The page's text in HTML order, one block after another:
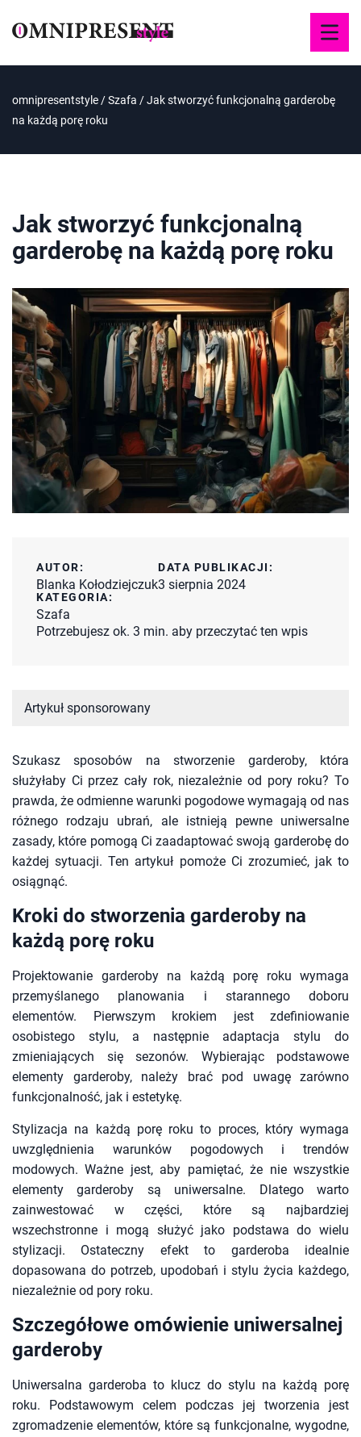
omnipresentstyle /Szafa /Jak stworzyć funkcjonalną garderobę
na każdą porę roku
Jak stworzyć funkcjonalną
garderobę na każdą porę roku
AUTOR:
Blanka Kołodziejczuk
DATA PUBLIKACJI:
3 sierpnia 2024
KATEGORIA:
Szafa
Potrzebujesz ok. 3 min. aby przeczytać ten wpis
Artykuł sponsorowany
Szukasz sposobów na stworzenie garderoby, która
służyłaby Ci przez cały rok, niezależnie od pory roku? To
prawda, że odmienne warunki pogodowe wymagają od nas
różnego rodzaju ubrań, ale istnieją pewne uniwersalne
zasady, które pomogą Ci zaadaptować swoją garderobę do
każdej sytuacji. Ten artykuł pomoże Ci zrozumieć, jak to
osiągnąć.
Kroki do stworzenia garderoby na
każdą porę roku
Projektowanie garderoby na każdą porę roku wymaga
przemyślanego planowania i starannego doboru
elementów. Pierwszym krokiem jest zdefiniowanie
osobistego stylu, a następnie adaptacja stylu do
zmieniających się sezonów. Wybierając podstawowe
elementy garderoby, należy brać pod uwagę zarówno
funkcjonalność, jak i estetykę.
Stylizacja na każdą porę roku to proces, który wymaga
uwzględnienia warunków pogodowych i trendów
modowych. Ważne jest, aby pamiętać, że nie wszystkie
elementy garderoby są uniwersalne. Dlatego warto
zainwestować w części, które są najbardziej
wszechstronne i mogą służyć jako podstawa do wielu
stylizacji. Ostateczny efekt to garderoba idealnie
dopasowana do potrzeb, upodobań i stylu życia każdego,
niezależnie od pory roku.
Szczegółowe omówienie uniwersalnej
garderoby
Uniwersalna garderoba to klucz do stylu na każdą porę
roku. Podstawowym celem podczas jej tworzenia jest
zgromadzenie elementów, które są funkcjonalne, wygodne,